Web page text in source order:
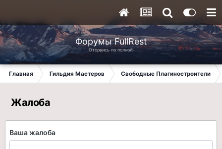
Форумы FullRest
Оторвись по полной!
Главная Гильдия Мастеров Свободные Плагиностроители
Жалоба
Ваша жалоба